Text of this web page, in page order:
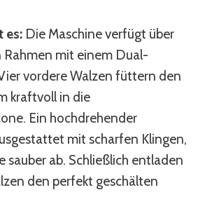
es: Die Maschine verfügt über
Rahmen mit einem Dual-
vordere Walzen füttern den
kraftvoll in die
Ein hochdrehender
mit scharfen Klingen,
sauber ab. Schließlich entladen
den perfekt geschälten